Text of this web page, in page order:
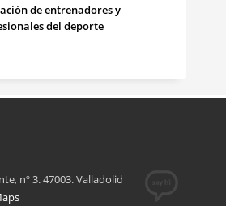
de entrenadores y
del deporte
nº 3. 47003. Valladolid